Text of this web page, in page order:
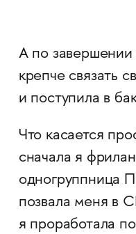
А по
крепче связать
и поступила в
Что касается
сначала я
одногруппница
позвала меня в
я проработала